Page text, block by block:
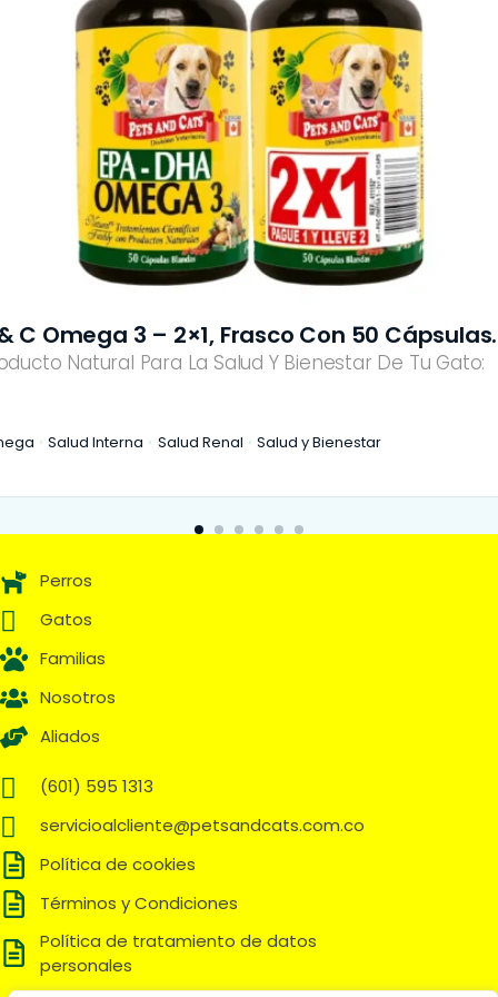
Natural Para La Salud Y Bienestar De Tu Gato:
C Omega 3 – 2×1, Frasco Con 50 Cápsulas.
Salud Interna Salud Renal Salud y Bienestar
Perros
Gatos
Familias
Nosotros
Aliados
(601) 595 1313
servicioalcliente@petsandcats.com.co
Política de cookies
Términos y Condiciones
Política de tratamiento de datos
personales